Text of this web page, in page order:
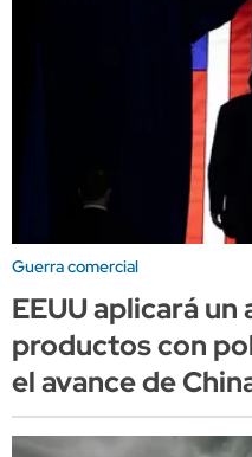
Guerra comercial
EEUU aplicará un
productos con
el avance de